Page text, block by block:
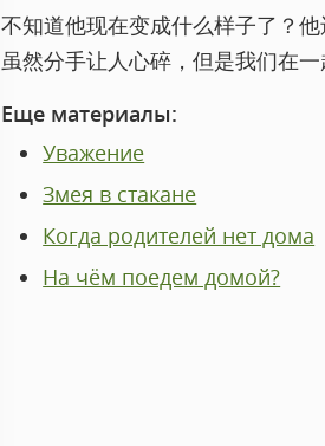
不知道他现在变成什么样子了？
虽然分手让人心碎，但是我们在
Еще материалы:
Уважение
Змея в стакане
Когда родителей нет дома
На чём поедем домой?